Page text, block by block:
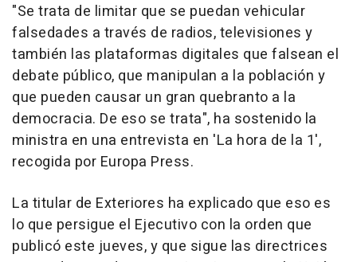
"Se trata de limitar que se puedan vehicular
falsedades a través de radios, televisiones y
también las plataformas digitales que falsean el
debate público, que manipulan a la población y
que pueden causar un gran quebranto a la
democracia. De eso se trata", ha sostenido la
ministra en una entrevista en 'La hora de la 1',
recogida por Europa Press.
La titular de Exteriores ha explicado que eso es
lo que persigue el Ejecutivo con la orden que
publicó este jueves, y que sigue las directrices